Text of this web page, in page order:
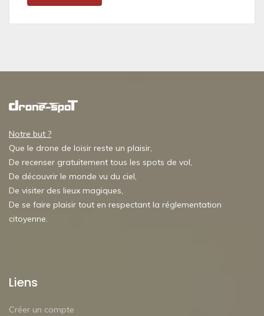
Notre but ?
Que le drone de loisir reste un plaisir,
De recenser gratuitement tous les spots de vol,
De découvrir le monde vu du ciel,
De visiter des lieux magiques,
De se faire plaisir tout en respectant la réglementation
citoyenne.
Liens
Créer un compte